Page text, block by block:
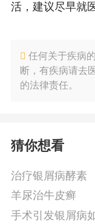
活，建议尽早就
任何关于疾病
断，有疾病请去
的法律责任。
猜你想看
治疗银屑病酵素
羊尿治牛皮癣
手术引发银屑病